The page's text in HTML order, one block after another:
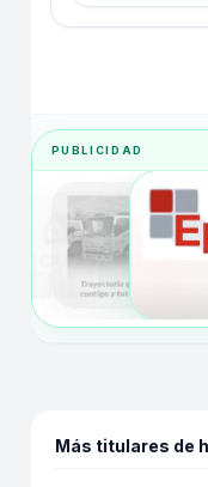
PUBLICIDAD
Más titulares de